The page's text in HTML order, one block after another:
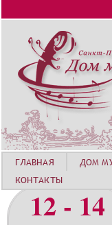
12 - 14
ГЛАВНАЯ ДОМ
КОНТАКТЫ